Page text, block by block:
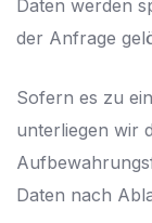
Daten werden
der Anfrage
Sofern es zu
unterliegen wir
Daten nach